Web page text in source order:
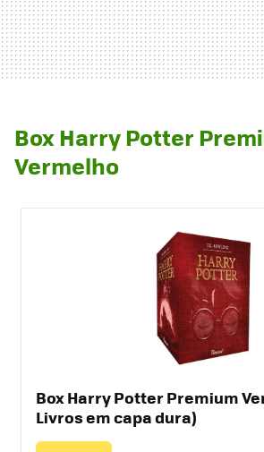
Box Harry Potter
Vermelho
Box Harry Potter Premium
Livros em capa dura)